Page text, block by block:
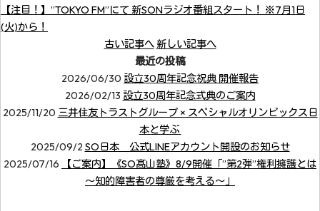
【注目！】”TOKYO FM”にて 新SONラジオ番組スタート！ ※7月1日
(火)から！
古い記事へ 新しい記事へ
最近の投稿
2026/06/30 設立30周年記念祝典 開催報告
2026/02/13 設立30周年記念式典のご案内
2025/11/20 三井住友トラストグループ × スペシャルオリンピックス日
本と学ぶ
2025/09/2 SO日本 公式LINEアカウント開設のお知らせ
2025/07/16
【ご案内】《SO髙山塾》8/9開催「”第2弾”権利擁護とは
～知的障害者の尊厳を考える～」